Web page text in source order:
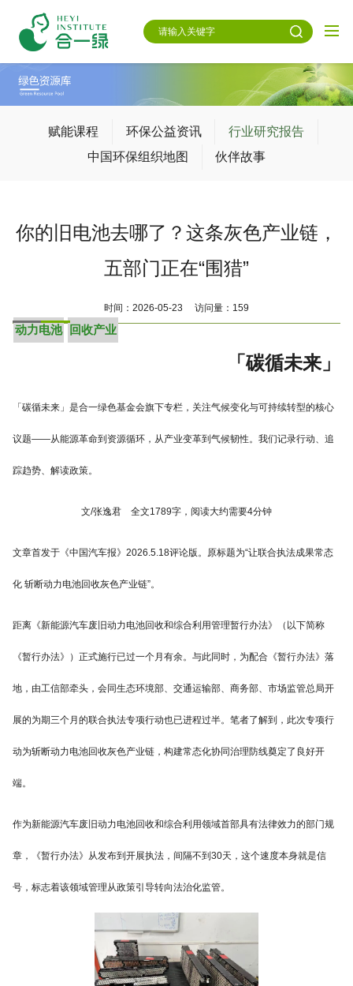
赋能课程 环保公益资讯
行业研究报告
中国环保组织地图
伙伴故事
你的旧电池去哪了？这条灰色产业链，
五部门正在“围猎”
动力电池 回收产业
时间：2026-05-23 访问量：159
「碳循未来」
「碳循未来」是合一绿色基金会旗下专栏，关注气候变化与可持续转型的核心
议题——从能源革命到资源循环，从产业变革到气候韧性。我们记录行动、追
踪趋势、解读政策。
文/张逸君 全文1789字，阅读大约需要4分钟
文章首发于《中国汽车报》2026.5.18评论版。原标题为“让联合执法成果常态
化 斩断动力电池回收灰色产业链”。
距离《新能源汽车废旧动力电池回收和综合利用管理暂行办法》（以下简称
《暂行办法》）正式施行已过一个月有余。与此同时，为配合《暂行办法》落
地，由工信部牵头，会同生态环境部、交通运输部、商务部、市场监管总局开
展的为期三个月的联合执法专项行动也已进程过半。笔者了解到，此次专项行
动为斩断动力电池回收灰色产业链，构建常态化协同治理防线奠定了良好开
端。
作为新能源汽车废旧动力电池回收和综合利用领域首部具有法律效力的部门规
章，《暂行办法》从发布到开展执法，间隔不到30天，这个速度本身就是信
号，标志着该领域管理从政策引导转向法治化监管。